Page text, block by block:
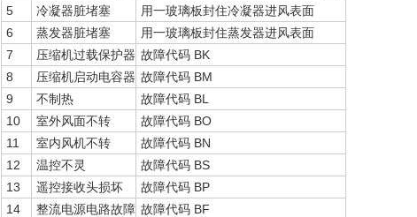
5
冷凝器脏堵塞
用一玻璃板封住冷凝器进风表面
6
蒸发器脏堵塞
用一玻璃板封住蒸发器进风表面
7
压缩机过载保护器 故障代码 BK
8
压缩机启动电容器 故障代码 BM
9
不制热
故障代码 BL
10
室外风面不转
故障代码 BO
11
室内风机不转
故障代码 BN
12
温控不灵
故障代码 BS
13
遥控接收头损坏
故障代码 BP
14
整流电源电路故障 故障代码 BF